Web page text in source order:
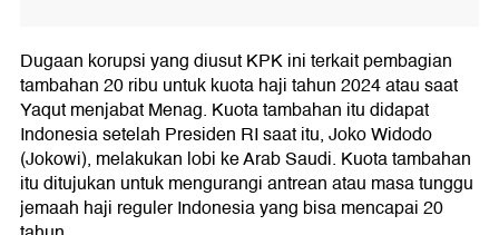
Dugaan korupsi yang diusut KPK ini terkait pembagian
tambahan 20 ribu untuk kuota haji tahun 2024 atau saat
Yaqut menjabat Menag. Kuota tambahan itu didapat
Indonesia setelah Presiden RI saat itu, Joko Widodo
(Jokowi), melakukan lobi ke Arab Saudi. Kuota tambahan
itu ditujukan untuk mengurangi antrean atau masa tunggu
jemaah haji reguler Indonesia yang bisa mencapai 20